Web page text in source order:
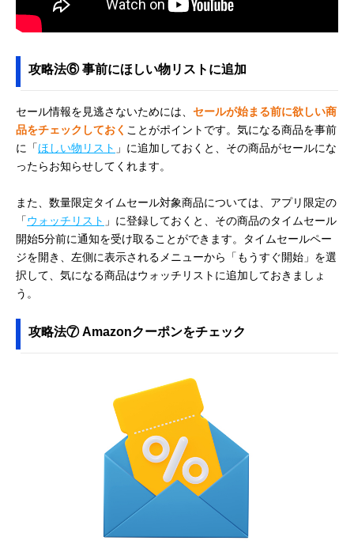
攻略法⑥ 事前にほしい物リストに追加
セール情報を見逃さないためには、 セールが始まる前に欲しい商
品をチェックしておく ことがポイントです。気になる商品を事前
に「ほしい物リスト 」に追加しておくと、その商品がセールにな
ったらお知らせしてくれます。
また、数量限定タイムセール対象商品については、アプリ限定の
「ウォッチリスト 」に登録しておくと、その商品のタイムセール
開始5分前に通知を受け取ることができます。タイムセールペー
ジを開き、左側に表示されるメニューから「もうすぐ開始」を選
択して、気になる商品はウォッチリストに追加しておきましょ
う。
攻略法⑦ Amazonクーポンをチェック